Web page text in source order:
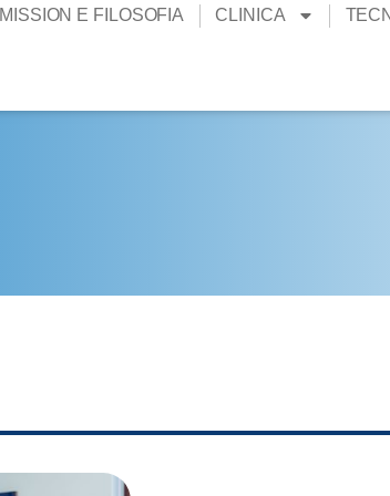
MISSION E FILOSOFIA CLINICA